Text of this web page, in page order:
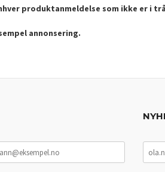
produktanmeldelse som ikke er i
annonsering.